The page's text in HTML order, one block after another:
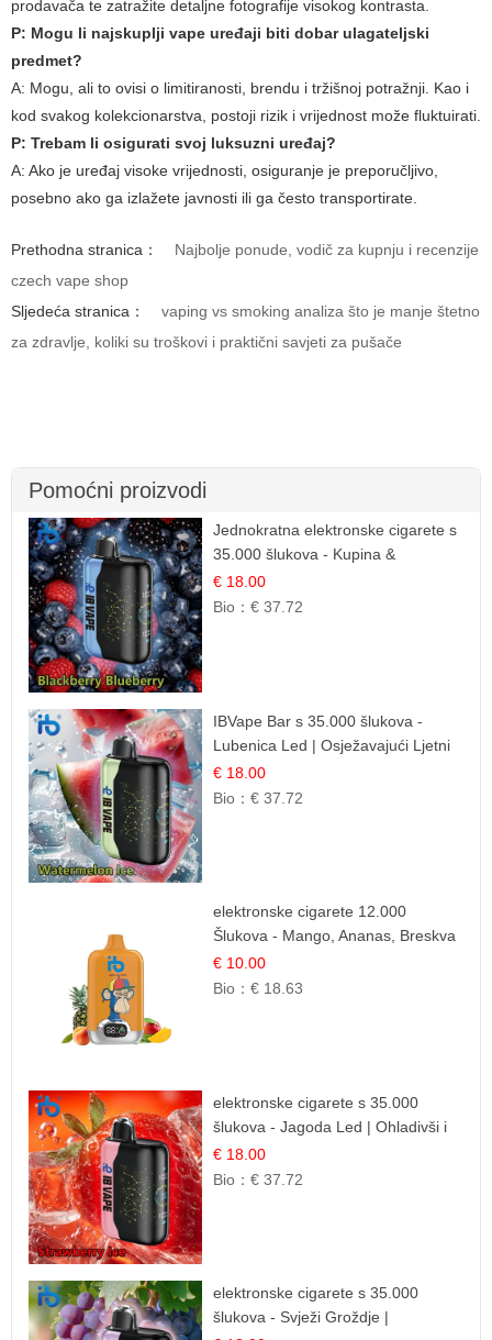
prodavača te zatražite detaljne fotografije visokog kontrasta.
P: Mogu li najskuplji vape uređaji biti dobar ulagateljski
predmet?
A: Mogu, ali to ovisi o limitiranosti, brendu i tržišnoj potražnji. Kao i
kod svakog kolekcionarstva, postoji rizik i vrijednost može fluktuirati.
P: Trebam li osigurati svoj luksuzni uređaj?
A: Ako je uređaj visoke vrijednosti, osiguranje je preporučljivo,
posebno ako ga izlažete javnosti ili ga često transportirate.
Prethodna stranica：
Najbolje ponude, vodič za kupnju i recenzije
czech vape shop
Sljedeća stranica：
vaping vs smoking analiza što je manje štetno
za zdravlje, koliki su troškovi i praktični savjeti za pušače
Pomoćni proizvodi
Jednokratna elektronske cigarete s
35.000 šlukova - Kupina &
Borovnica | Intenzivna Mješavina
Šumskog Voća
€ 18.00
Bio：€ 37.72
IBVape Bar s 35.000 šlukova -
Lubenica Led | Osježavajući Ljetni
Okus
€ 18.00
Bio：€ 37.72
elektronske cigarete 12.000
Šlukova - Mango, Ananas, Breskva
| Tropska Voćna Mješavina
€ 10.00
Bio：€ 18.63
elektronske cigarete s 35.000
šlukova - Jagoda Led | Ohladivši i
Osježavajući Okus
€ 18.00
Bio：€ 37.72
elektronske cigarete s 35.000
šlukova - Svježi Groždje |